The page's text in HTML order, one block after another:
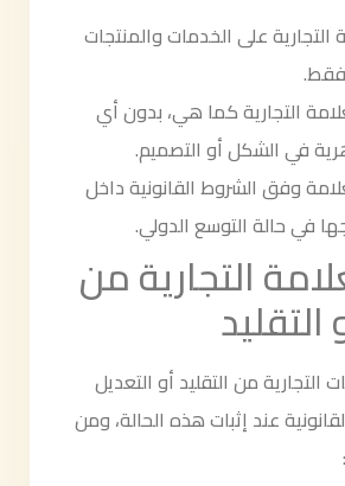
التجارية على الخدمات والمنتجات
فقط.
التجارية كما هي، بدون أي
في الشكل أو التصميم.
وفق الشروط القانونية داخل
في حالة التوسع الدولي.
التجارية من
التجارية من التقليد أو التعديل
عند إثبات هذه الحالة، ومن